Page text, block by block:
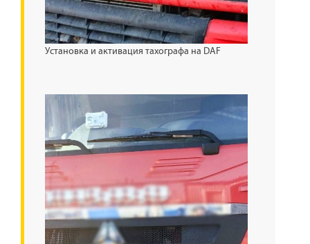
Установка и активация тахографа на DAF